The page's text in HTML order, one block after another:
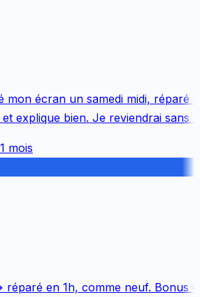
écran un samedi midi, réparé le
explique bien. Je reviendrai sans
en 1h, comme neuf. Bonus